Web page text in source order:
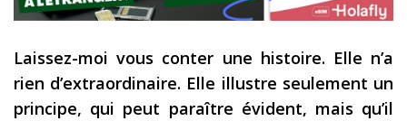
Les derniers articles
Laissez-moi vous conter une histoire. Elle n’a
rien d’extraordinaire. Elle illustre seulement un
principe, qui peut paraître évident, mais qu’il